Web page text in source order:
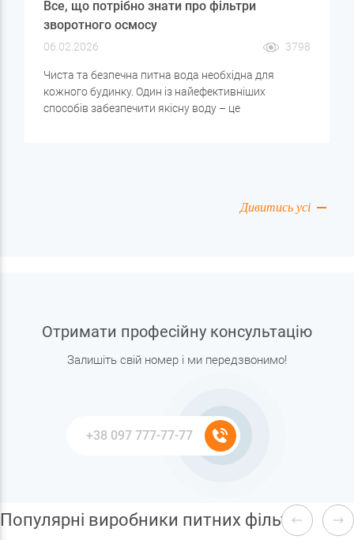
Все, що потрібно знати про фільтри
зворотного осмосу
06.02.2026 3798
Чиста та безпечна питна вода необхідна для
кожного будинку. Один із найефективніших
способів забезпечити якісну воду – це
Дивитись усі
Отримати професійну консультацію
Залишіть свій номер і ми передзвонимо!
Популярні виробники питних фільтрів